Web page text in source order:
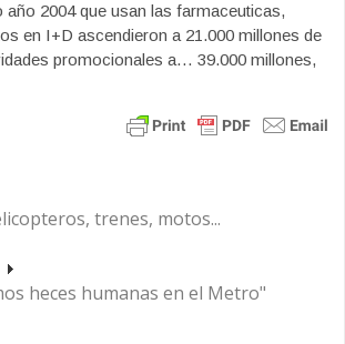
2004 que usan las farmaceuticas,
en I+D ascendieron a 21.000 millones de
promocionales a… 39.000 millones,
trenes, motos...
heces humanas en el Metro"